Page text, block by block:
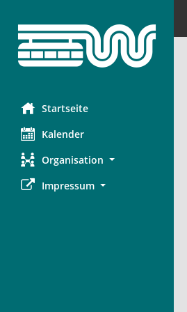
Startseite
Kalender
Organisation
Impressum